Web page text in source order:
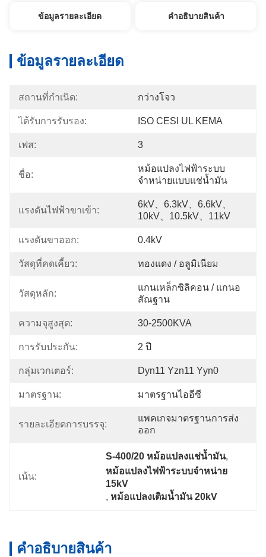
ข้อมูลรายละเอียด คําอธิบายสินค้า
ข้อมูลรายละเอียด
สถานที่กำเนิด: กว่างโจว
ได้รับการรับรอง: ISO CESI UL KEMA
เฟส: 3
ชื่อ:
หม้อแปลงไฟฟ้าระบบ
จำหน่ายแบบแช่น้ำมัน
แรงดันไฟฟ้าขาเข้า:
6kV、6.3kV、6.6kV、
10kV、10.5kV、11kV
แรงดันขาออก: 0.4kV
วัสดุที่คดเคี้ยว: ทองแดง / อลูมิเนียม
วัสดุหลัก:
แกนเหล็กซิลิคอน / แกนอ
สัณฐาน
ความจุสูงสุด: 30-2500KVA
การรับประกัน: 2 ปี
กลุ่มเวกเตอร์: Dyn11 Yzn11 Yyn0
มาตรฐาน: มาตรฐานไออีซี
รายละเอียดการบรรจุ:
แพคเกจมาตรฐานการส่ง
ออก
เน้น:
S-400/20 หม้อแปลงแช่น้ำมัน,
หม้อแปลงไฟฟ้าระบบจำหน่าย
15kV
, หม้อแปลงเติมน้ำมัน 20kV
คําอธิบายสินค้า